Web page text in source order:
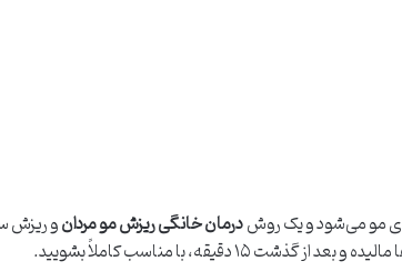
مو می‌شود و یک روشدرمان خانگی ریزش مو مردانو ریزش
با مناسب کاملاً بشویید.